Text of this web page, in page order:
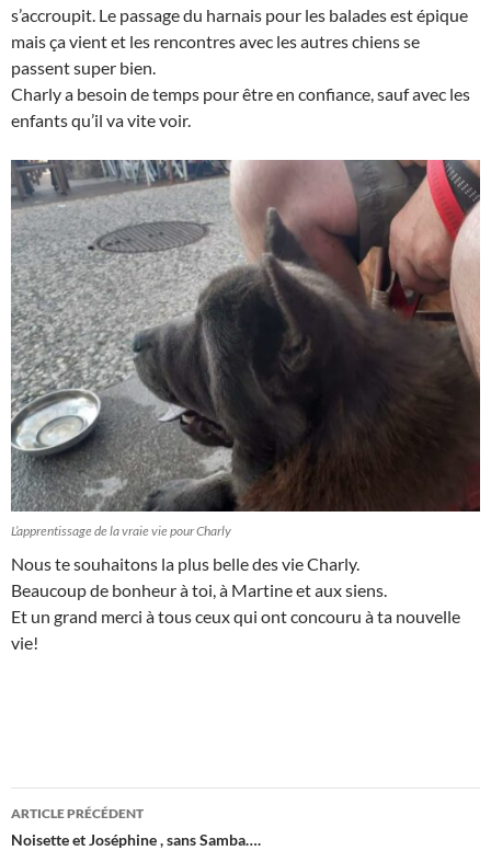
s’accroupit. Le passage du harnais pour les balades est épique
mais ça vient et les rencontres avec les autres chiens se
passent super bien.
Charly a besoin de temps pour être en confiance, sauf avec les
enfants qu’il va vite voir.
L’apprentissage de la vraie vie pour Charly
Nous te souhaitons la plus belle des vie Charly.
Beaucoup de bonheur à toi, à Martine et aux siens.
Et un grand merci à tous ceux qui ont concouru à ta nouvelle
vie!
Navigation
des
ARTICLE PRÉCÉDENT
Noisette et Joséphine , sans Samba….